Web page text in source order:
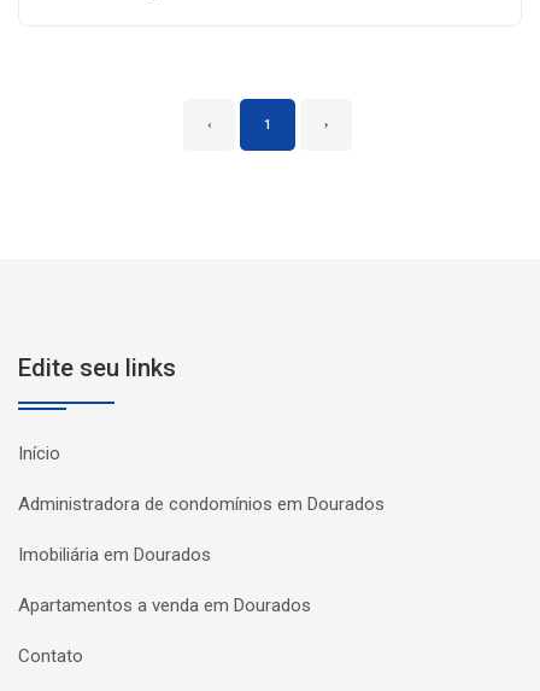
‹ 1 ›
Edite seu links
Início
Administradora de condomínios em Dourados
Imobiliária em Dourados
Apartamentos a venda em Dourados
Contato